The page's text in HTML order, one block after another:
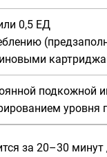
0,5 ЕД
подкожной
уровня
за 20–30